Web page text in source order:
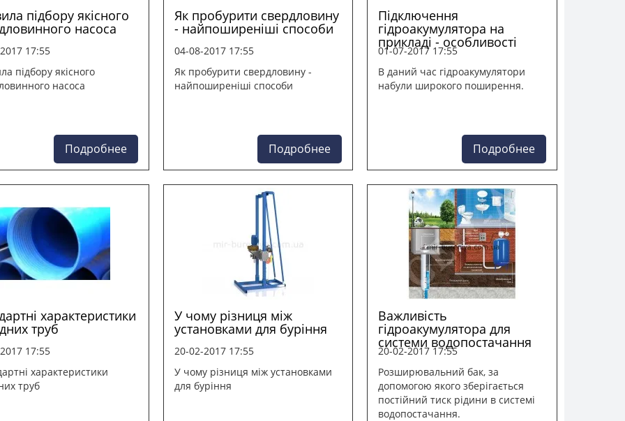
підбору якісного
насоса
17:55
підбору якісного
насоса
Подробнее
Як пробурити свердловину
- найпоширеніші способи
04-08-2017 17:55
Як пробурити свердловину -
найпоширеніші способи
Подробнее
Підключення
гідроакумулятора на
прикладі - особливості
01-07-2017 17:55
В даний час гідроакумулятори
набули широкого поширення.
Подробнее
характеристики
труб
17:55
характеристики
труб
У чому різниця між
установками для буріння
20-02-2017 17:55
У чому різниця між установками
для буріння
Важливість
гідроакумулятора для
системи водопостачання
20-02-2017 17:55
Розширювальний бак, за
допомогою якого зберігається
постійний тиск рідини в системі
водопостачання.